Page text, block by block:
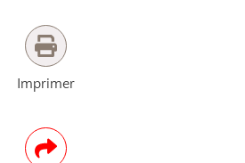
Imprimer